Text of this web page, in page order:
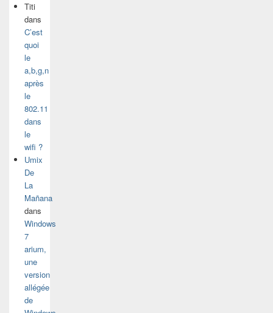
Titi
dans
C’est
quoi
le
a,b,g,n
après
le
802.11
dans
le
wifi ?
Umix
De
La
Mañana
dans
Windows
7
arium,
une
version
allégée
de